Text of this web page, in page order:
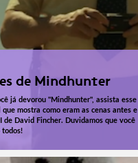
de Mindhunter
já devorou "Mindhunter", assista esse
mostra como eram as cenas antes e
de David Fincher. Duvidamos que você
todos!